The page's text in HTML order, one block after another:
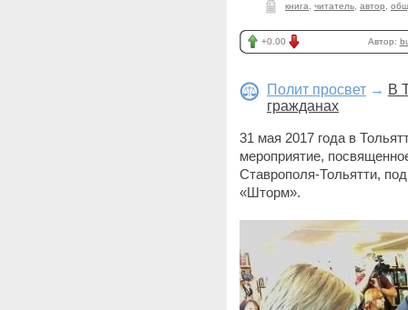
книга читатель автор
+0.00 Автор:
Полит просвет → В
гражданах
31 мая 2017 года в
мероприятие,
Ставрополя-Тольятти,
«Шторм».